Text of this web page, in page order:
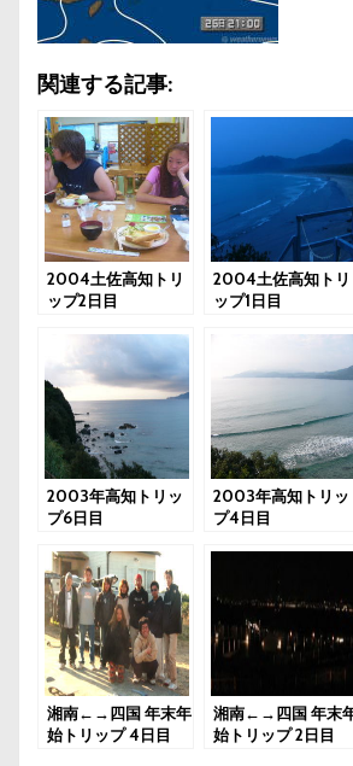
関連する記事:
2004土佐高知トリ
ップ2日目
2004土佐高知トリ
ップ1日目
2003年高知トリッ
プ6日目
2003年高知トリッ
プ4日目
湘南←→四国 年末年
始トリップ 4日目
湘南←→四国 年末
始トリップ 2日目